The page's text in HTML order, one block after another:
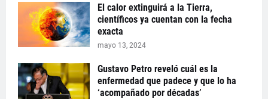
El calor extinguirá a la Tierra,
científicos ya cuentan con la fecha
exacta
mayo 13, 2024
Gustavo Petro reveló cuál es la
enfermedad que padece y que lo ha
‘acompañado por décadas’